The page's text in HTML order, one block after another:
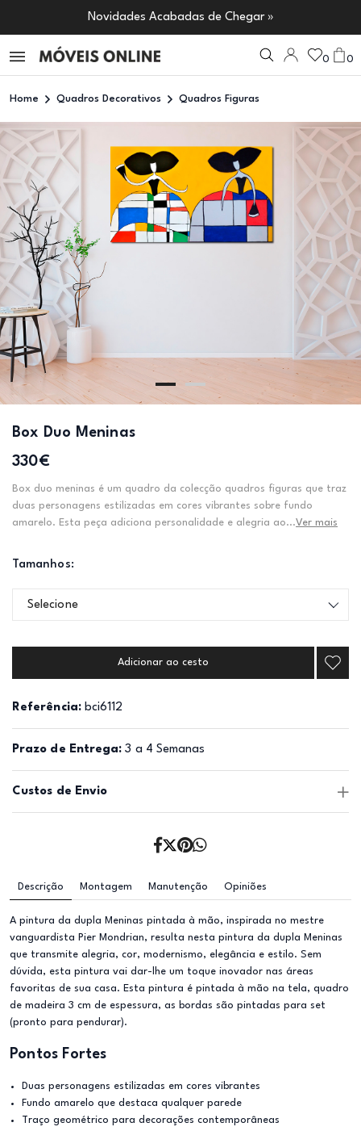
Novidades Acabadas de Chegar »
0 0
Home Quadros Decorativos Quadros Figuras
Box Duo Meninas
330€
Box duo meninas é um quadro da colecção quadros figuras que traz
duas personagens estilizadas em cores vibrantes sobre fundo
amarelo. Esta peça adiciona personalidade e alegria ao...Ver mais
Tamanhos:
Selecione
Adicionar ao cesto
Referência: bci6112
Prazo de Entrega: 3 a 4 Semanas
Custos de Envio
Descrição Montagem Manutenção Opiniões
A pintura da dupla Meninas pintada à mão, inspirada no mestre
vanguardista Pier Mondrian, resulta nesta pintura da dupla Meninas
que transmite alegria, cor, modernismo, elegância e estilo. Sem
dúvida, esta pintura vai dar-lhe um toque inovador nas áreas
favoritas de sua casa. Esta pintura é pintada à mão na tela, quadro
de madeira 3 cm de espessura, as bordas são pintadas para set
(pronto para pendurar).
Pontos Fortes
Duas personagens estilizadas em cores vibrantes
Fundo amarelo que destaca qualquer parede
Traço geométrico para decorações contemporâneas